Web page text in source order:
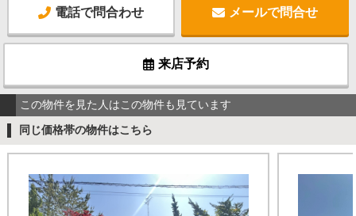
電話で問合わせ メールで問合せ
来店予約
この物件を見た人はこの物件も見ています
同じ価格帯の物件はこちら